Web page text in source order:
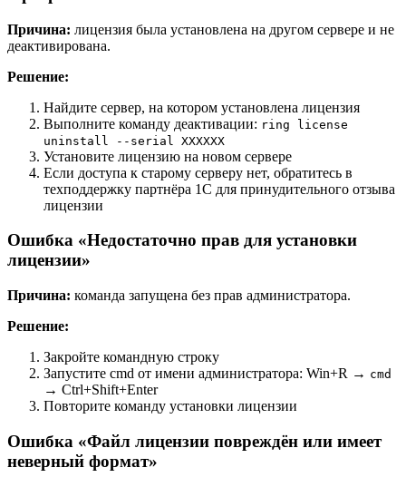
Причина: лицензия была установлена на другом сервере и не
деактивирована.
Решение:
Найдите сервер, на котором установлена лицензия
Выполните команду деактивации: ring license
uninstall --serial XXXXXX
Установите лицензию на новом сервере
Если доступа к старому серверу нет, обратитесь в
техподдержку партнёра 1С для принудительного отзыва
лицензии
Ошибка «Недостаточно прав для установки
лицензии»
Причина: команда запущена без прав администратора.
Решение:
Закройте командную строку
Запустите cmd от имени администратора: Win+R → cmd
→ Ctrl+Shift+Enter
Повторите команду установки лицензии
Ошибка «Файл лицензии повреждён или имеет
неверный формат»